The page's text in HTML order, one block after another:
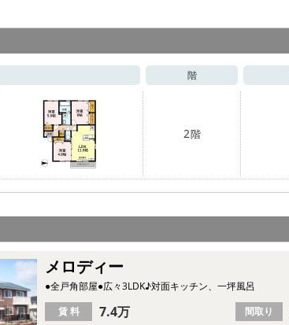
階
2階
メロディー
●全戸角部屋●広々3LDK♪対面キッチン、一坪風呂
賃 料 7.4万 間取り